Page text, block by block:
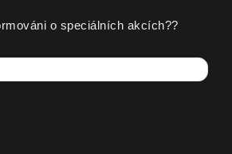
o speciálních akcích??